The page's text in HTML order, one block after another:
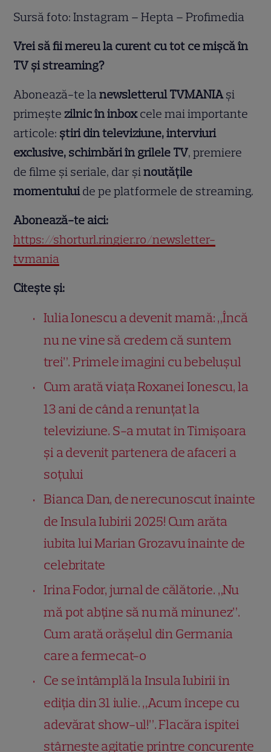
Sursă foto: Instagram – Hepta – Profimedia
Vrei să fii mereu la curent cu tot ce mișcă în
TV și streaming?
Abonează-te lanewsletterul TVMANIAși
primește zilnic în inboxcele mai importante
articole: știri din televiziune, interviuri
exclusive, schimbări în grilele TV, premiere
de filme și seriale, dar șinoutățile
momentuluide pe platformele de streaming.
Abonează-te aici:
https://shorturl.ringier.ro/newsletter-
tvmania
Citește și:
Iulia Ionescu a devenit mamă: „Încă
nu ne vine să credem că suntem
trei”. Primele imagini cu bebelușul
Cum arată viața Roxanei Ionescu, la
13 ani de când a renunțat la
televiziune. S-a mutat în Timișoara
și a devenit partenera de afaceri a
soțului
Bianca Dan, de nerecunoscut înainte
de Insula Iubirii 2025! Cum arăta
iubita lui Marian Grozavu înainte de
celebritate
Irina Fodor, jurnal de călătorie. „Nu
mă pot abține să nu mă minunez”.
Cum arată orășelul din Germania
care a fermecat-o
Ce se întâmplă la Insula Iubirii în
ediția din 31 iulie. „Acum începe cu
adevărat show-ul!”. Flacăra ispitei
stârnește agitație printre concurente